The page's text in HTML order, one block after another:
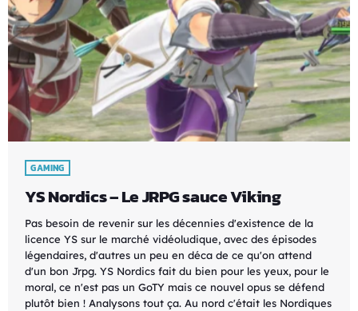
GAMING
YS Nordics – Le JRPG sauce Viking
Pas besoin de revenir sur les décennies d'existence de la
licence YS sur le marché vidéoludique, avec des épisodes
légendaires, d'autres un peu en déca de ce qu'on attend
d'un bon Jrpg. YS Nordics fait du bien pour les yeux, pour le
moral, ce n'est pas un GoTY mais ce nouvel opus se défend
plutôt bien ! Analysons tout ça. Au nord c'était les Nordiques